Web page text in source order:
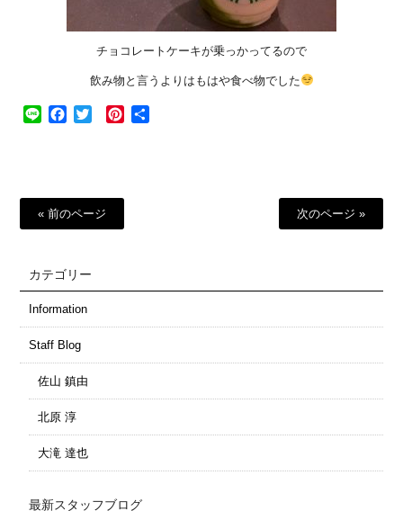
チョコレートケーキが乗っかってるので
飲み物と言うよりはもはや食べ物でした
Line Facebook
Twitter Pinterest
« 前のページ 次のページ »
カテゴリー
Information
Staff Blog
佐山 鎮由
北原 淳
大滝 達也
最新スタッフブログ